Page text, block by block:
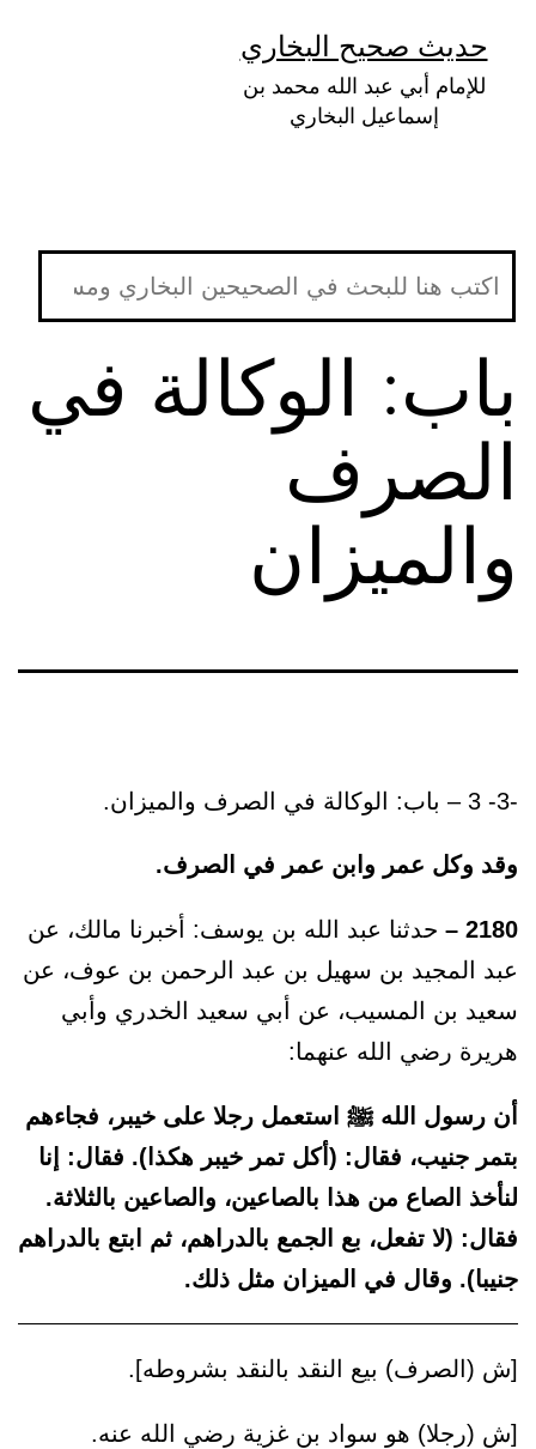
المحتوى
حديث صحيح البخاري
للإمام أبي عبد الله محمد بن
إسماعيل البخاري
باب: الوكالة في
الصرف
والميزان
-3- 3 – باب: الوكالة في الصرف والميزان.
وقد وكل عمر وابن عمر في الصرف.
2180 –
حدثنا عبد الله بن يوسف: أخبرنا مالك، عن
عبد المجيد بن سهيل بن عبد الرحمن بن عوف، عن
سعيد بن المسيب، عن أبي سعيد الخدري وأبي
هريرة رضي الله عنهما:
أن رسول الله ﷺ استعمل رجلا على خيبر، فجاءهم
بتمر جنيب، فقال: (أكل تمر خيبر هكذا). فقال: إنا
لنأخذ الصاع من هذا بالصاعين، والصاعين بالثلاثة.
فقال: (لا تفعل، بع الجمع بالدراهم، ثم ابتع بالدراهم
جنيبا). وقال في الميزان مثل ذلك.
[ش (الصرف) بيع النقد بالنقد بشروطه].
[ش (رجلا) هو سواد بن غزية رضي الله عنه.